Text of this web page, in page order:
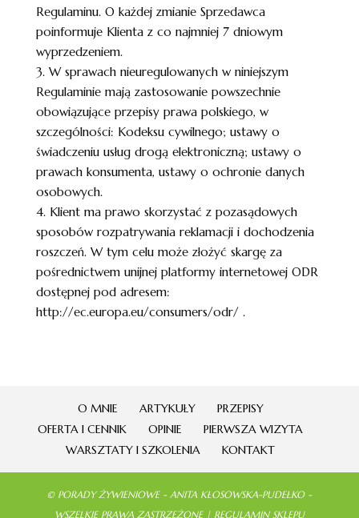
Regulaminu. O każdej zmianie Sprzedawca
poinformuje Klienta z co najmniej 7 dniowym
wyprzedzeniem.
3. W sprawach nieuregulowanych w niniejszym
Regulaminie mają zastosowanie powszechnie
obowiązujące przepisy prawa polskiego, w
szczególności: Kodeksu cywilnego; ustawy o
świadczeniu usług drogą elektroniczną; ustawy o
prawach konsumenta, ustawy o ochronie danych
osobowych.
4. Klient ma prawo skorzystać z pozasądowych
sposobów rozpatrywania reklamacji i dochodzenia
roszczeń. W tym celu może złożyć skargę za
pośrednictwem unijnej platformy internetowej ODR
dostępnej pod adresem:
http://ec.europa.eu/consumers/odr/ .
O MNIE ARTYKUŁY
PRZEPISY
OFERTA I CENNIK
OPINIE
PIERWSZA WIZYTA
WARSZTATY I SZKOLENIA
KONTAKT
© PORADY ŻYWIENIOWE - ANITA KŁOSOWSKA-PUDEŁKO-
WSZELKIE PRAWA ZASTRZEŻONE | REGULAMIN SKLEPU